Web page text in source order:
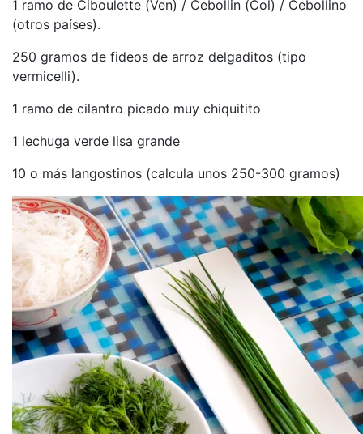
1 ramo de Ciboulette (Ven) / Cebollin (Col) / Cebollino
(otros países).
250 gramos de fideos de arroz delgaditos (tipo
vermicelli).
1 ramo de cilantro picado muy chiquitito
1 lechuga verde lisa grande
10 o más langostinos (calcula unos 250-300 gramos)